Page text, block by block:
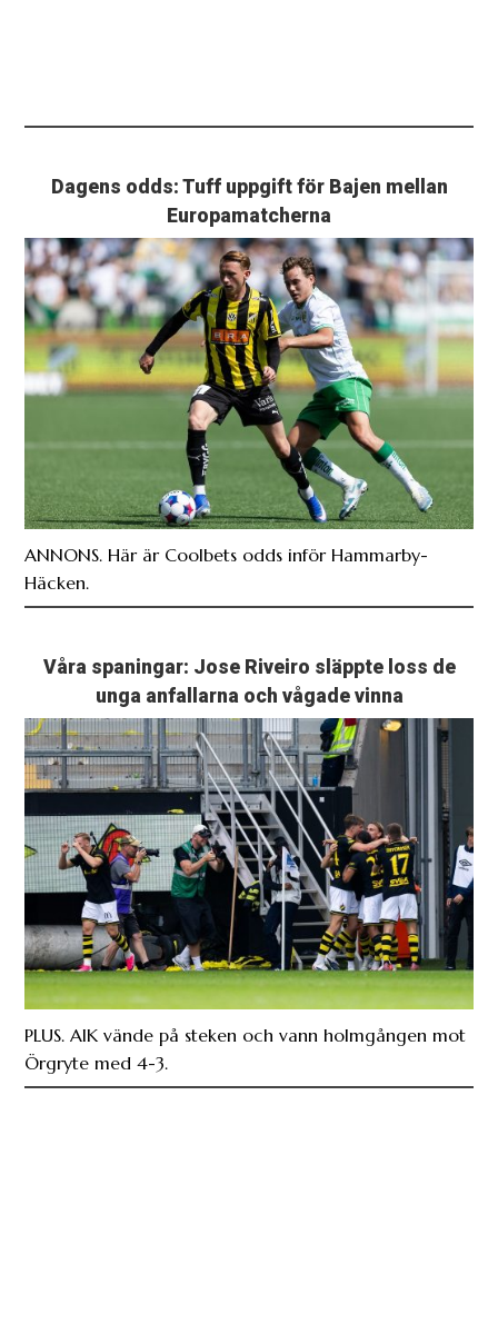
Dagens odds: Tuff uppgift för Bajen mellan
Europamatcherna
ANNONS. Här är Coolbets odds inför Hammarby-
Häcken.
Våra spaningar: Jose Riveiro släppte loss de
unga anfallarna och vågade vinna
PLUS. AIK vände på steken och vann holmgången mot
Örgryte med 4-3.